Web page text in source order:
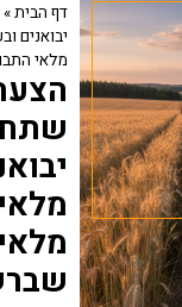
דף הבית»
יבואנים
מלאי